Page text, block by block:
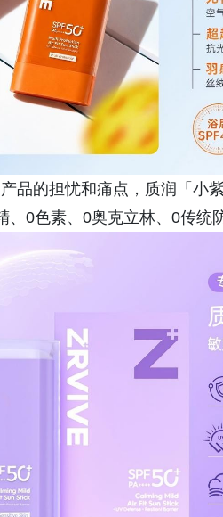
品的担忧和痛点，质润「小
、0色素、0奥克立林、0传统